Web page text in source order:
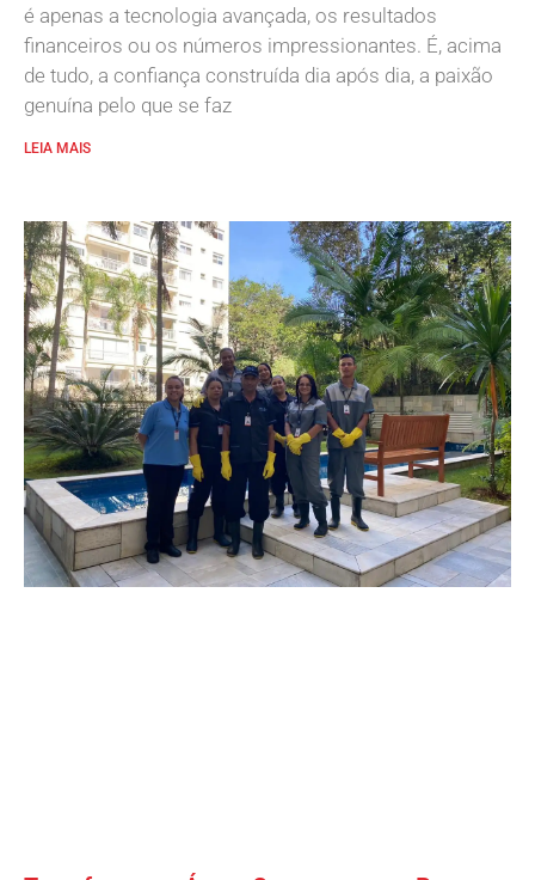
é apenas a tecnologia avançada, os resultados
financeiros ou os números impressionantes. É, acima
de tudo, a confiança construída dia após dia, a paixão
genuína pelo que se faz
LEIA MAIS